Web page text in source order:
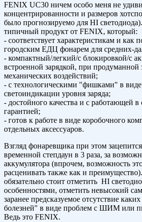
FENIX UC30 ничем особо меня не
концентрированности и размеров
было прогнозируемо для HI
типичный продукт от FENIX, который:
- соответствует характеристикам и как
городским ЕДЦ фонарем для средних-
- компактный/легкий/с блокировкой/с
встроенной зарядкой, при продуманной
механических воздействий;
- с технологическими "фишками" в
светоиндикации уровня заряда;
- достойного качества и с работающей в
гарантией;
- готов к работе в виде коробочного
отдельных аксессуаров.
Взгляд фонаревщика при этом
временной степдаун в 3 раза, за
аккумулятора (впрочем, возможность
расценивать также как и
обязательно стоит отметить HI
особенностями, отметить невысокий
заранее предсказуемое отсутствие
болезней" в виде проблем с ШИМ или
Ведь это FENIX.